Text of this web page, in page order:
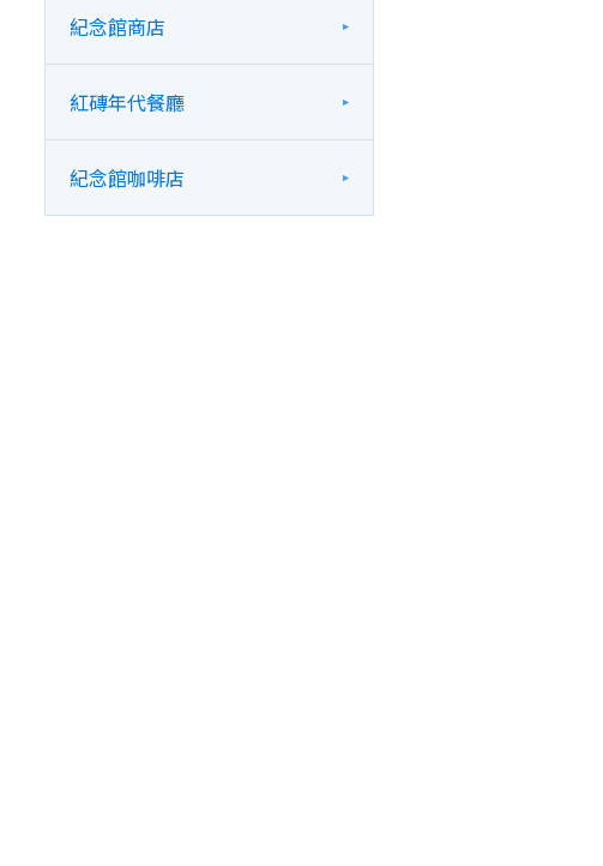
紀念館商店
紅磚年代餐廳
紀念館咖啡店